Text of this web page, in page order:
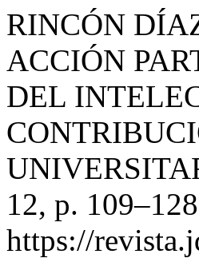
RINCÓN
ACCIÓN
DEL
12, p.
https://